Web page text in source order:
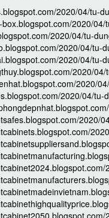
2020/04/tu-
2020/
2020/04/tu-
2020/04/tu-
2020/04/tu-
2020/
2020/
2020/04/
2020/